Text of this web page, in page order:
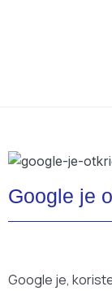
Google je
Google je,